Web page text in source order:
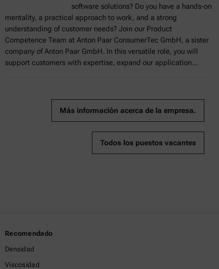
software solutions? Do you have a hands-on
mentality, a practical approach to work, and a strong
understanding of customer needs? Join our Product
Competence Team at Anton Paar ConsumerTec GmbH, a sister
company of Anton Paar GmbH. In this versatile role, you will
support customers with expertise, expand our application…
Más información acerca de la empresa.
Todos los puestos vacantes
Recomendado
Densidad
Viscosidad